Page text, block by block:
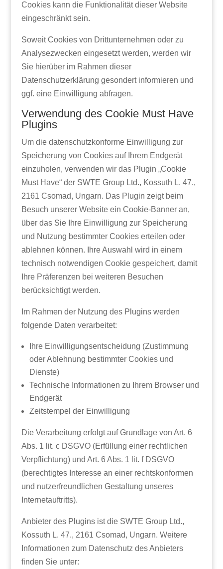
Cookies kann die Funktionalität dieser Website
eingeschränkt sein.
Soweit Cookies von Drittunternehmen oder zu
Analysezwecken eingesetzt werden, werden wir
Sie hierüber im Rahmen dieser
Datenschutzerklärung gesondert informieren und
ggf. eine Einwilligung abfragen.
Verwendung des Cookie Must Have
Plugins
Um die datenschutzkonforme Einwilligung zur
Speicherung von Cookies auf Ihrem Endgerät
einzuholen, verwenden wir das Plugin „Cookie
Must Have“ der SWTE Group Ltd., Kossuth L. 47.,
2161 Csomad, Ungarn. Das Plugin zeigt beim
Besuch unserer Website ein Cookie-Banner an,
über das Sie Ihre Einwilligung zur Speicherung
und Nutzung bestimmter Cookies erteilen oder
ablehnen können. Ihre Auswahl wird in einem
technisch notwendigen Cookie gespeichert, damit
Ihre Präferenzen bei weiteren Besuchen
berücksichtigt werden.
Im Rahmen der Nutzung des Plugins werden
folgende Daten verarbeitet:
Ihre Einwilligungsentscheidung (Zustimmung
oder Ablehnung bestimmter Cookies und
Dienste)
Technische Informationen zu Ihrem Browser und
Endgerät
Zeitstempel der Einwilligung
Die Verarbeitung erfolgt auf Grundlage von Art. 6
Abs. 1 lit. c DSGVO (Erfüllung einer rechtlichen
Verpflichtung) und Art. 6 Abs. 1 lit. f DSGVO
(berechtigtes Interesse an einer rechtskonformen
und nutzerfreundlichen Gestaltung unseres
Internetauftritts).
Anbieter des Plugins ist die SWTE Group Ltd.,
Kossuth L. 47., 2161 Csomad, Ungarn. Weitere
Informationen zum Datenschutz des Anbieters
finden Sie unter: